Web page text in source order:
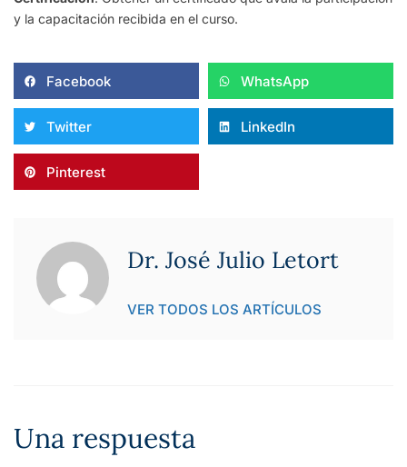
y la capacitación recibida en el curso.
Facebook WhatsApp
Twitter LinkedIn
Pinterest
Dr. José Julio Letort
VER TODOS LOS ARTÍCULOS
Una respuesta